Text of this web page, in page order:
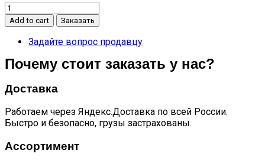
Датчик
температуры
охлаждающей
жидкости
A11-
quantity
Add to cart Заказать
Задайте вопрос продавцу
Почему стоит заказать у нас?
Доставка
Работаем через Яндекс.Доставка по всей России.
Быстро и безопасно, грузы застрахованы.
Ассортимент